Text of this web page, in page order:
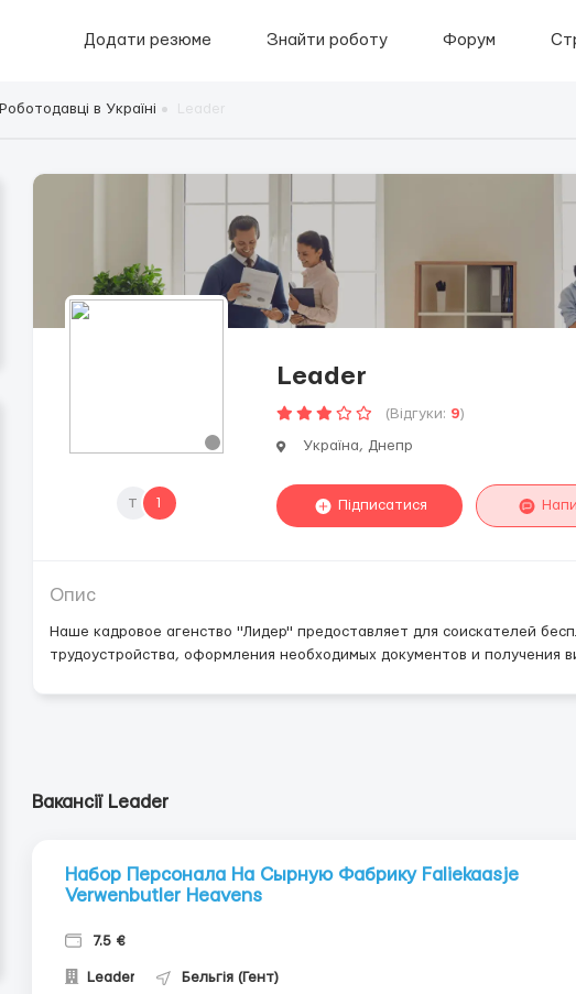
Додати резюме Знайти роботу Форум
Роботодавці в Україні
т 1
Leader
(Відгуки: 9)
Україна, Днепр
Підписатися
Опис
Наше кадровое агенство "Лидер" предоставляет для соискателей
трудоустройства, оформления необходимых документов и получения
Вакансії Leader
Набор Персонала На Сырную Фабрику Faliekaasje
Verwenbutler Heavens
7.5 €
Leader Бельгія (Гент)